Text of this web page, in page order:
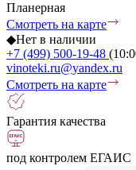
Планерная
Смотреть на карте
◆Нет в наличии
+7 (499) 500-19-48
vinoteki.ru@yandex.ru
Смотреть на карте
Гарантия качества
под контролем ЕГАИС